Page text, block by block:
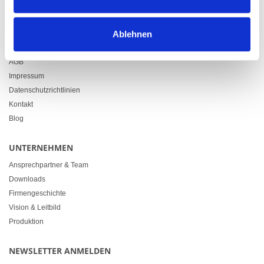
Ablehnen
Downloads
AGB
Impressum
Datenschutzrichtlinien
Kontakt
Blog
UNTERNEHMEN
Ansprechpartner & Team
Downloads
Firmengeschichte
Vision & Leitbild
Produktion
NEWSLETTER ANMELDEN